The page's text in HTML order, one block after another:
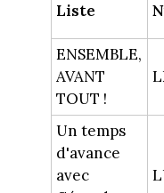
Liste
ENSEMBLE,
AVANT
TOUT !
Un temps
d'avance
avec